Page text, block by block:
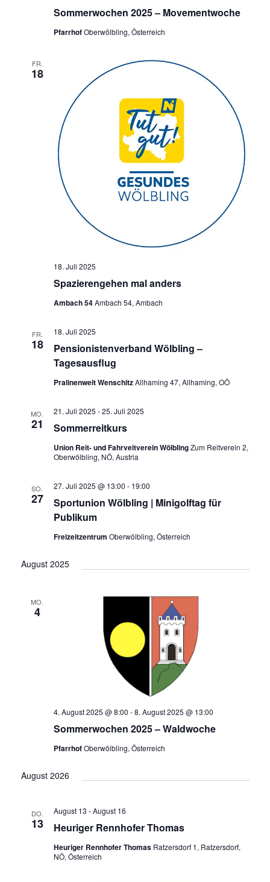
Sommerwochen 2025 – Movementwoche
PfarrhofOberwölbling, Österreich
FR.
18
Spazierengehen mal anders
18. Juli 2025
Ambach 54Ambach 54, Ambach
FR.
18
Pensionistenverband Wölbling –
Tagesausflug
18. Juli 2025
Pralinenwelt WenschitzAllhaming 47, Allhaming, OÖ
MO.
21 Sommerreitkurs
21. Juli 2025 -25. Juli 2025
Union Reit- und Fahrveitverein WölblingZum Reitverein 2,
Oberwölbling, NÖ, Austria
SO.
27
Sportunion Wölbling | Minigolftag für
Publikum
27. Juli 2025 @ 13:00 - 19:00
Freizeitzentrum Oberwölbling, Österreich
August 2025
MO.
4
Sommerwochen 2025 – Waldwoche
4. August 2025 @ 8:00 -8. August 2025 @ 13:00
PfarrhofOberwölbling, Österreich
August 2026
DO.
13 Heuriger Rennhofer Thomas
August 13 -August 16
Heuriger Rennhofer Thomas Ratzersdorf 1, Ratzersdorf,
NÖ, Österreich